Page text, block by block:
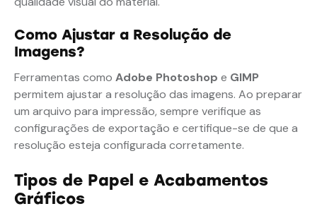
Como Ajustar a Resolução de
Imagens?
Ferramentas como Adobe Photoshop e GIMP
permitem ajustar a resolução das imagens. Ao preparar
um arquivo para impressão, sempre verifique as
configurações de exportação e certifique-se de que a
resolução esteja configurada corretamente.
Tipos de Papel e Acabamentos
Gráficos